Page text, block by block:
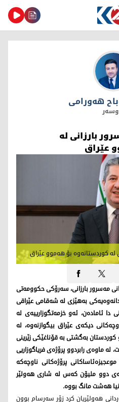
سەباح هەورامی
هەورامی
بارزانی له‌
عێراق
له‌ كوردستانه‌وه‌ بۆ هه‌موو عێراق
مه‌سرور بارزانی، سه‌رۆكی حكوومه‌تی
به‌هێزی له ‌شه‌قامی عێراقی
ئاماده‌ن، ئه‌و خزمه‌تگوزارییه‌ی له‌
دیكه‌ی عێراق بیگوازنه‌وه، له‌
به‌گشتی به‌ قۆناغێكی زێرینی
ماوه‌ی رابردوو پرۆژه‌ی فریاگوزاریی
پرۆژه‌كانی ناوچه‌كه‌
دوو ملیۆن كه‌س له ‌شاری هه‌ولێر
هه‌شت مانگ بووه‌.
هه‌ولێریان كرد زۆر سه‌رسام بوون